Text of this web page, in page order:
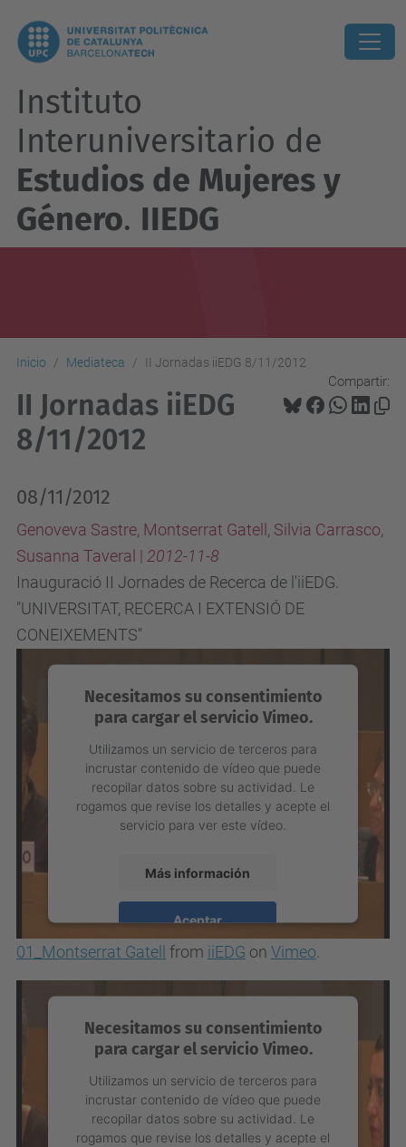
Instituto
Interuniversitario de
Estudios de Mujeres y
Género. IIEDG
Inicio Mediateca II Jornadas iiEDG 8/11/2012
Compartir:
II Jornadas iiEDG
8/11/2012
08/11/2012
Genoveva Sastre, Montserrat Gatell, Silvia Carrasco,
Susanna Taveral | 2012-11-8
Inauguració II Jornades de Recerca de l'iiEDG.
"UNIVERSITAT, RECERCA I EXTENSIÓ DE
CONEIXEMENTS"
Necesitamos su consentimiento
para cargar el servicio Vimeo.
Utilizamos un servicio de terceros para
incrustar contenido de vídeo que puede
recopilar datos sobre su actividad. Le
rogamos que revise los detalles y acepte el
servicio para ver este vídeo.
Más información
Aceptar
powered byUsercentrics Consent
01_Montserrat Gatell from iiEDG on Vimeo
Necesitamos su consentimiento
para cargar el servicio Vimeo.
Utilizamos un servicio de terceros para
incrustar contenido de vídeo que puede
recopilar datos sobre su actividad. Le
rogamos que revise los detalles y acepte el